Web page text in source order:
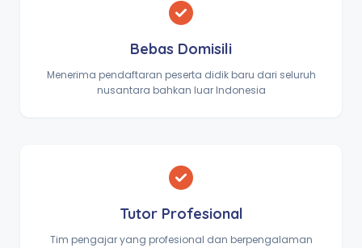
Bebas Domisili
Menerima pendaftaran peserta didik baru dari seluruh
nusantara bahkan luar Indonesia
Tutor Profesional
Tim pengajar yang profesional dan berpengalaman